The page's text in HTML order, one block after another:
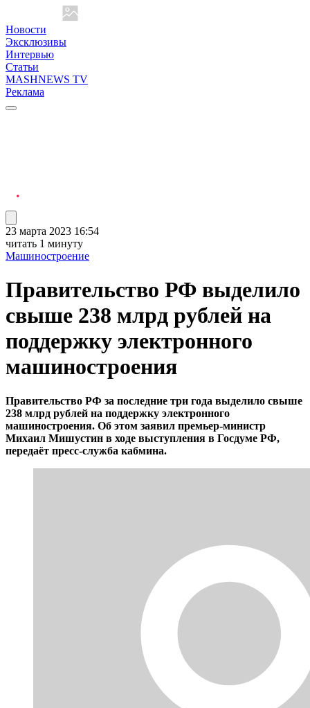
Новости
Эксклюзивы
Интервью
Статьи
MASHNEWS TV
Реклама
23 марта 2023 16:54
читать 1 минуту
Машиностроение
Правительство РФ выделило
свыше 238 млрд рублей на
поддержку электронного
машиностроения
Правительство РФ за последние три года выделило свыше
238 млрд рублей на поддержку электронного
машиностроения. Об этом заявил премьер-министр
Михаил Мишустин в ходе выступления в Госдуме РФ,
передаёт пресс-служба кабмина.